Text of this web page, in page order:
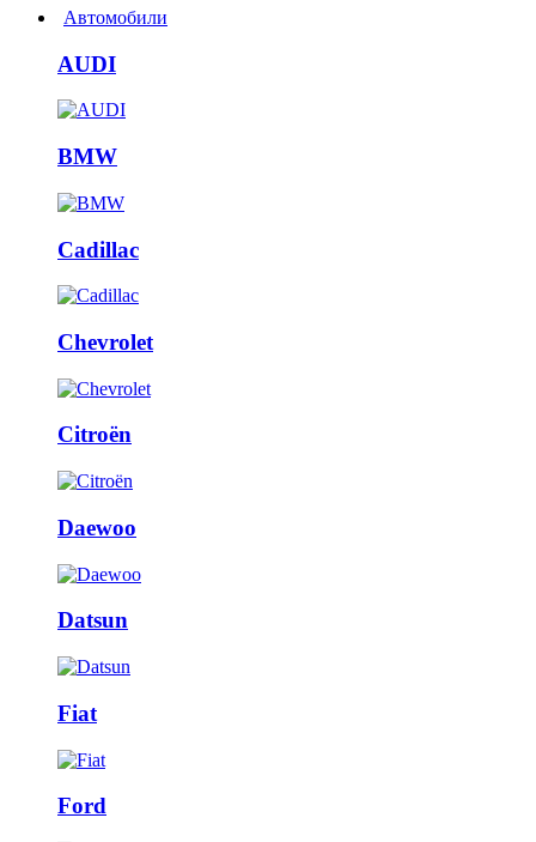
Автомобили
AUDI
BMW
Cadillac
Chevrolet
Citroën
Daewoo
Datsun
Fiat
Ford